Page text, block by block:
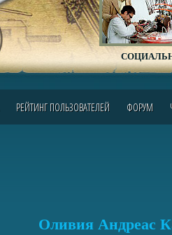
РЕЙТИНГ ПОЛЬЗОВАТЕЛЕЙ ФОРУМ
Оливия Андреас